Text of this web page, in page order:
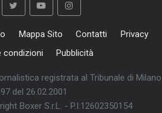
Mappa Sito Contatti
Privacy
condizioni
Pubblicità
registrata al Tribunale di Milano
del 26.02.2001
Boxer S.r.L. - P.I:12602350154